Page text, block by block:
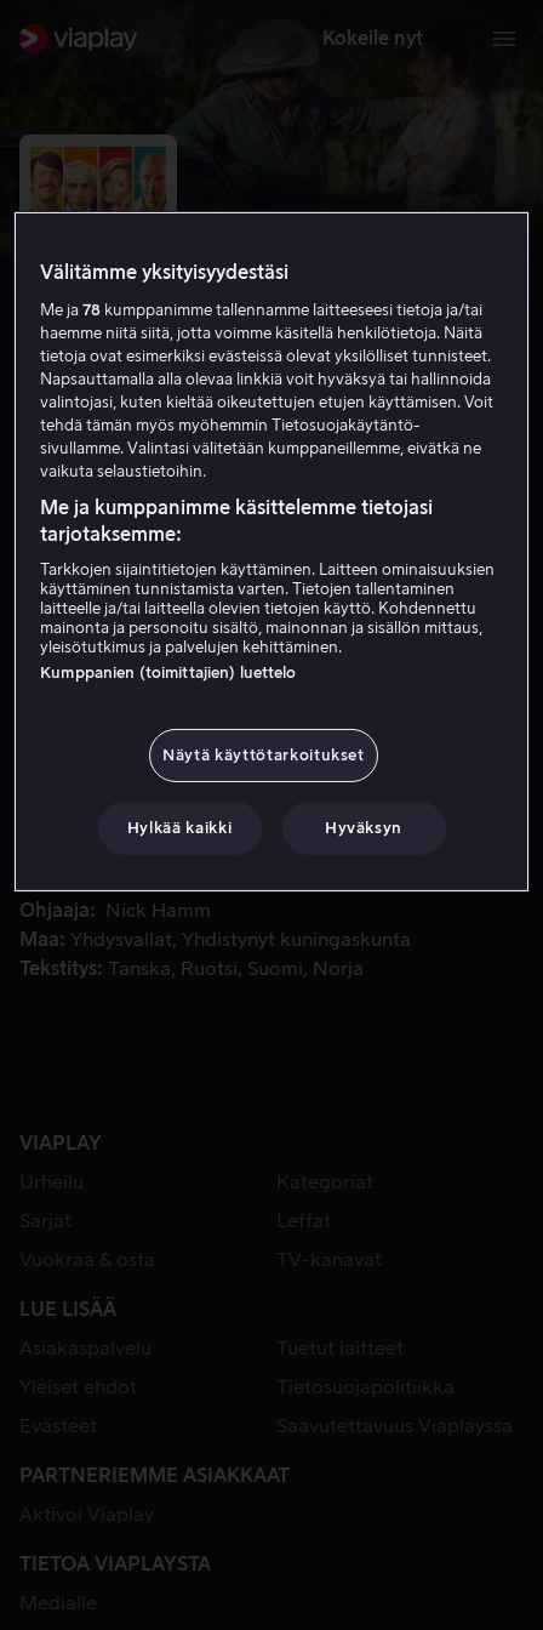
Kokeile nyt
Driven
6.4 Draama Jännitys
HD
Vuokraa 3,99 €
Osta 12,99 €
On 80-luvun alku Kaliforniassa. Seuraamme John
On 80-luvun alku Kaliforniassa. Seuraamme John
DeLoreanin ja hänen autoyhtiönsä rakettimaista nousua
uuden ystävän, FBI-ilmiantaja Jim Hoffmanin kautta.
Ohjaaja
Nick Hamm
Maa
Yhdysvallat
Yhdistynyt kuningaskunta
Tekstitys
Tanska Ruotsi Suomi Norja
VIAPLAY
Urheilu
Kategoriat
Sarjat
Leffat
Vuokraa & osta
TV-kanavat
LUE LISÄÄ
Asiakaspalvelu
Tuetut laitteet
Yleiset ehdot
Tietosuojapolitiikka
Evästeet
Saavutettavuus Viaplayssa
PARTNERIEMME ASIAKKAAT
Aktivoi Viaplay
TIETOA VIAPLAYSTA
Medialle
Välitämme yksityisyydestäsi
Me ja78 kumppanimme tallennamme laitteeseesi tietoja ja/tai
haemme niitä siitä, jotta voimme käsitellä henkilötietoja. Näitä
tietoja ovat esimerkiksi evästeissä olevat yksilölliset tunnisteet.
Napsauttamalla alla olevaa linkkiä voit hyväksyä tai hallinnoida
valintojasi, kuten kieltää oikeutettujen etujen käyttämisen. Voit
tehdä tämän myös myöhemmin Tietosuojakäytäntö-
sivullamme. Valintasi välitetään kumppaneillemme, eivätkä ne
vaikuta selaustietoihin.
Me ja kumppanimme käsittelemme tietojasi
tarjotaksemme:
Tarkkojen sijaintitietojen käyttäminen. Laitteen ominaisuuksien
käyttäminen tunnistamista varten. Tietojen tallentaminen
laitteelle ja/tai laitteella olevien tietojen käyttö. Kohdennettu
mainonta ja personoitu sisältö, mainonnan ja sisällön mittaus,
yleisötutkimus ja palvelujen kehittäminen.
Kumppanien (toimittajien) luettelo
Näytä käyttötarkoitukset
Hylkää kaikki Hyväksyn